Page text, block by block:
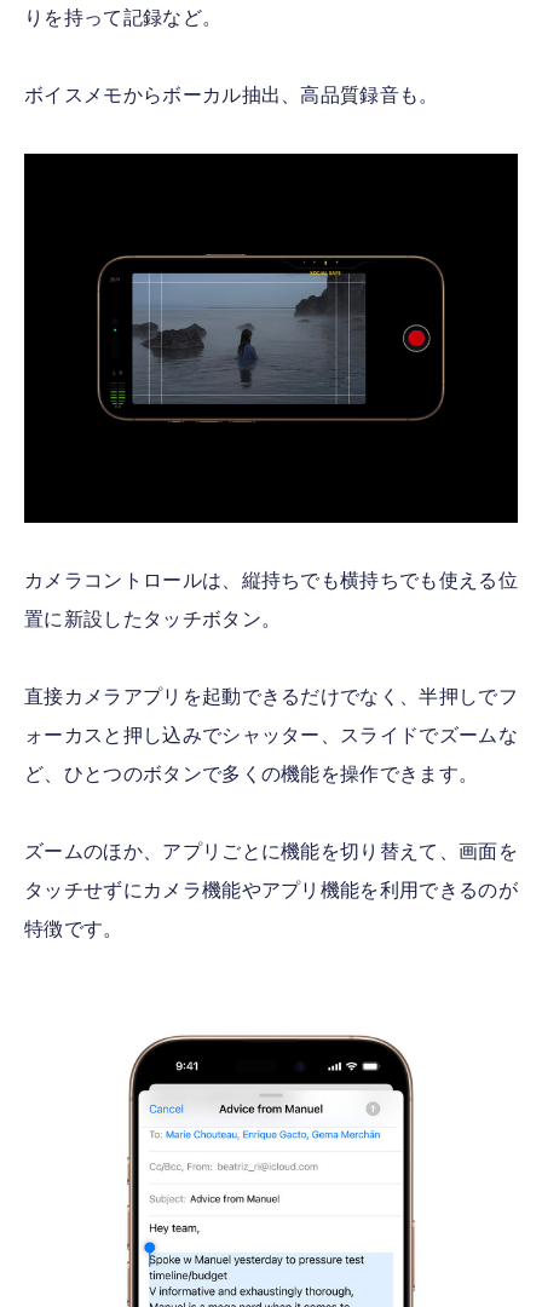
りを持って記録など。
ボイスメモからボーカル抽出、高品質録音も。
カメラコントロールは、縦持ちでも横持ちでも使える位
置に新設したタッチボタン。
直接カメラアプリを起動できるだけでなく、半押しでフ
ォーカスと押し込みでシャッター、スライドでズームな
ど、ひとつのボタンで多くの機能を操作できます。
ズームのほか、アプリごとに機能を切り替えて、画面を
タッチせずにカメラ機能やアプリ機能を利用できるのが
特徴です。